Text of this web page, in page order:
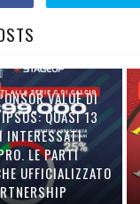
VALUE DI
QUASI 13
INTERESSATI
LE PARTI
UFFICIALIZZATO